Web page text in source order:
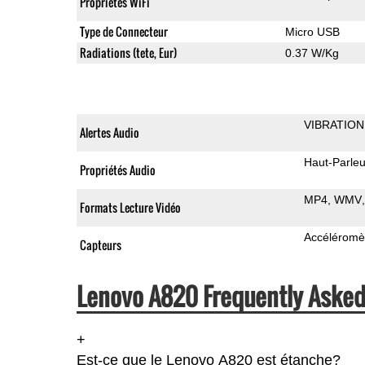
Type de Connecteur Micro USB
Radiations (tete, Eur) 0.37 W/Kg
Alertes Audio VIBRATION
Propriétés Audio Haut-
Formats Lecture Vidéo MP4 WMV
Capteurs
Lenovo A820 Frequently
+
Est-ce que le Lenovo A820 est étanche?